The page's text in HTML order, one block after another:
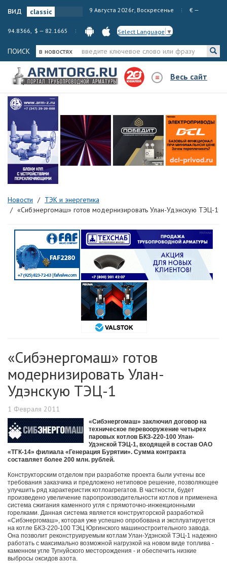
вид 9 Августа 2026г, Воскресенье € —
94.8366, $ — 82.1665 Select Language ▼
ПОИСК в новостях
Весь сайт
Новости
ТЭК и энергетика
«Сибэнергомаш» готов модернизировать Улан-Удэнскую ТЭЦ-1
«Сибэнергомаш» готов
модернизировать Улан-
Удэнскую ТЭЦ-1
1 Февраля 2011
«Сибэнергомаш» заключил договор на
техническое перевооружение четырех
паровых котлов БКЗ-220-100 Улан-
Удэнской ТЭЦ-1, входящей в состав ОАО
«ТГК-14» филиала «Генерация Бурятии». Сумма контракта
составляет более 200 млн. рублей.
Конструкторским отделом при разработке проекта были учтены все
требования заказчика и предложено нетиповое решение, позволяющее
улучшить ряд характеристик котлоагрегатов. В частности, будет
произведено увеличение паропроизводительности котлов и применена
система сжигания каменного угля с прямоточно-инжекционными
горелками. Данная система является конструкторской разработкой
«Сибэнергомаш», которая уже успешно опробована и эксплуатируется
на котле БКЗ-220-100 ТЭЦ Юргинского машиностроительного завода.
Она позволит реконструируемым котлам Улан-Удэнской ТЭЦ-1 надежно
работать с максимально возможной нагрузкой на новом виде топлива -
каменном угле Тугнуйского месторождения - и обеспечить низкие
выбросы оксидов азота.